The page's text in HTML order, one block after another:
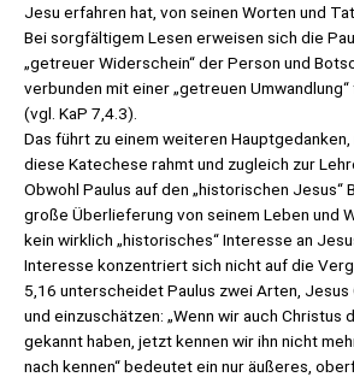
Jesu erfahren hat, von seinen Worten und
Bei sorgfältigem Lesen erweisen sich die
„getreuer Widerschein“ der Person und
verbunden mit einer „getreuen
(vgl. KaP 7,4.3).
Das führt zu einem weiteren
diese Katechese rahmt und zugleich zur
Obwohl Paulus auf den „historischen Jesus“
große Überlieferung von seinem Leben und
kein wirklich „historisches“ Interesse an
Interesse konzentriert sich nicht auf die
5,16 unterscheidet Paulus zwei Arten, Jesus
und einzuschätzen: „Wenn wir auch Christus
gekannt haben, jetzt kennen wir ihn nicht
nach kennen“ bedeutet ein nur äußeres,